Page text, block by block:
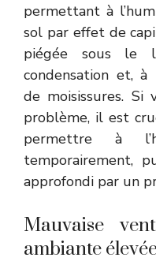
permettant à
sol par effet de
piégée sous le
condensation et,
de moisissures. Si
problème, il est
permettre à
temporairement,
approfondi par un
Mauvaise
ambiante